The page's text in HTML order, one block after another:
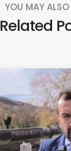
YOU MAY ALSO
Related